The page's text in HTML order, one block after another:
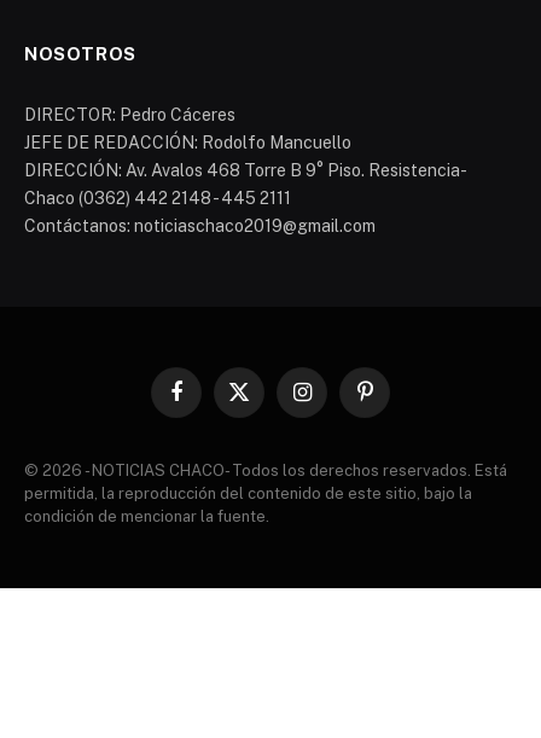
NOSOTROS
DIRECTOR: Pedro Cáceres
JEFE DE REDACCIÓN: Rodolfo Mancuello
DIRECCIÓN: Av. Avalos 468 Torre B 9° Piso. Resistencia-
Chaco (0362) 442 2148 - 445 2111
Contáctanos: noticiaschaco2019@gmail.com
Facebook
X
InstagramPinterest
© 2026 - NOTICIAS CHACO- Todos los derechos reservados. Está
permitida, la reproducción del contenido de este sitio, bajo la
condición de mencionar la fuente.